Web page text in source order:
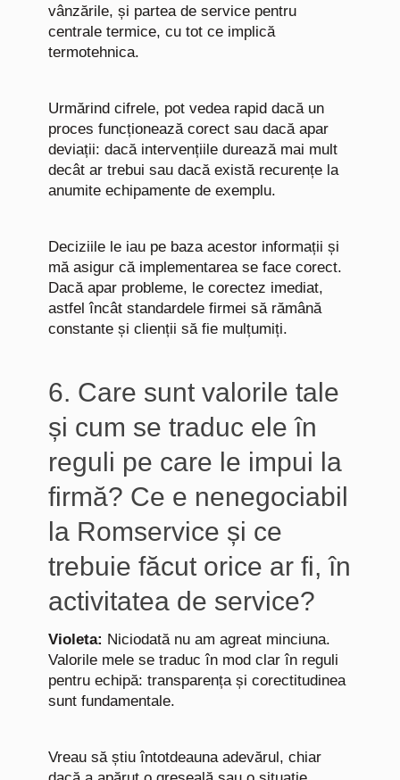
vânzările, și partea de service pentru
centrale termice, cu tot ce implică
termotehnica.
Urmărind cifrele, pot vedea rapid dacă un
proces funcționează corect sau dacă apar
deviații: dacă intervențiile durează mai mult
decât ar trebui sau dacă există recurențe la
anumite echipamente de exemplu.
Deciziile le iau pe baza acestor informații și
mă asigur că implementarea se face corect.
Dacă apar probleme, le corectez imediat,
astfel încât standardele firmei să rămână
constante și clienții să fie mulțumiți.
6. Care sunt valorile tale
și cum se traduc ele în
reguli pe care le impui la
firmă? Ce e nenegociabil
la Romservice și ce
trebuie făcut orice ar fi, în
activitatea de service?
Violeta: Niciodată nu am agreat minciuna.
Valorile mele se traduc în mod clar în reguli
pentru echipă: transparența și corectitudinea
sunt fundamentale.
Vreau să știu întotdeauna adevărul, chiar